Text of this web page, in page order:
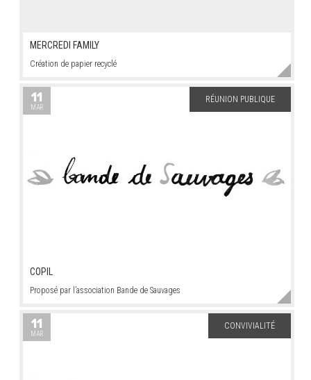
MERCREDI FAMILY
Création de papier recyclé
COPIL
Proposé par l’association Bande de Sauvages
11
MAR
RÉUNION PUBLIQUE
11
MAR
CONVIVIALITÉ